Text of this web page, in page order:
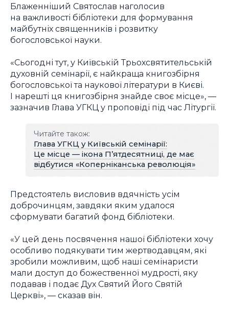
Блаженніший Святослав наголосив
на важливості бібліотеки для формування
майбутніх священників і розвитку
богословської науки.
«Сьогодні тут, у Київській Трьохсвятительській
духовній семінарії, є найкраща книгозбірня
богословської та наукової літератури в Києві.
І нарешті ця книгозбірня знайде своє місце», —
зазначив Глава УГКЦ у проповіді під час Літургії.
Читайте також:
Глава УГКЦ у Київській семінарії:
Це місце — ікона П’ятдесятниці, де має
відбутися «Коперніканська революція»
Предстоятель висловив вдячність усім
доброчинцям, завдяки яким удалося
сформувати багатий фонд бібліотеки.
«У цей день посвячення нашої бібліотеки хочу
особливо подякувати тим жертводавцям, які
зробили можливим, щоб наші семінаристи
мали доступ до божественної мудрості, яку
подавав і подає Дух Святий Його Святій
Церкві», — сказав він.